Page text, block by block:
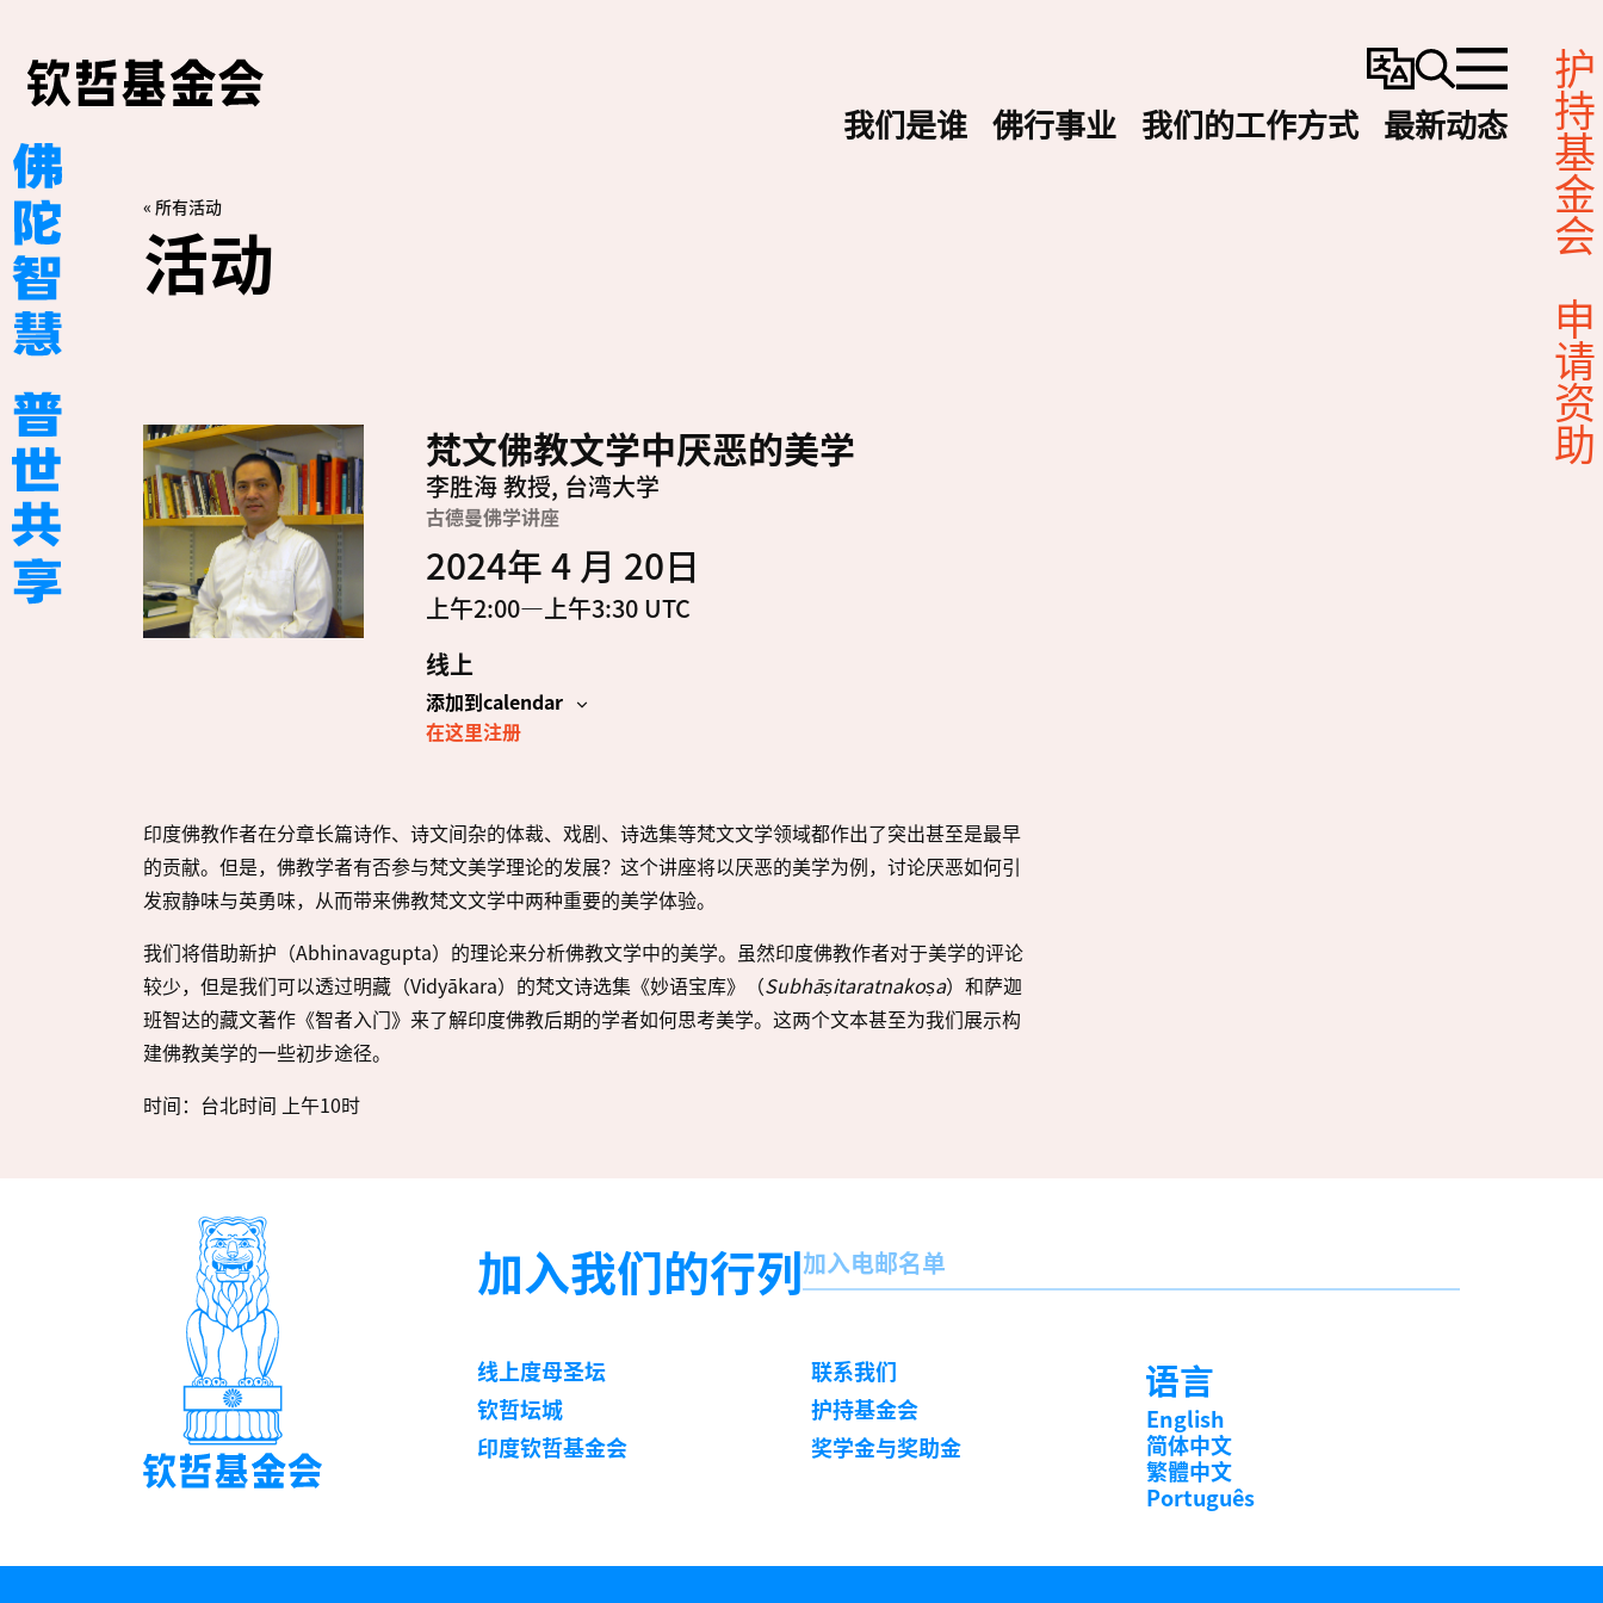
变
搜
寻
选
单
我们是谁 佛行事业 我们的工作方式 最新动态
« 所有活动
活动
梵文佛教文学中厌恶的美学
李胜海 教授, 台湾大学
古德曼佛学讲座
2024年 4 月 20日
上午2:00—上午3:30 UTC
线上
添加到calendar
在这里注册
印度佛教作者在分章长篇诗作、诗文间杂的体裁、戏剧、诗选集等梵文文学领域都作出了突出甚至是最早
的贡献。但是，佛教学者有否参与梵文美学理论的发展？这个讲座将以厌恶的美学为例，讨论厌恶如何引
发寂静味与英勇味，从而带来佛教梵文文学中两种重要的美学体验。
我们将借助新护（Abhinavagupta）的理论来分析佛教文学中的美学。虽然印度佛教作者对于美学的评论
较少，但是我们可以透过明藏（Vidyākara）的梵文诗选集《妙语宝库》（Subhāṣitaratnakoṣa）和萨迦
班智达的藏文著作《智者入门》来了解印度佛教后期的学者如何思考美学。这两个文本甚至为我们展示构
建佛教美学的一些初步途径。
时间：台北时间 上午10时
加入我们的行列 名
字
加入电邮名单
线上度母圣坛
钦哲坛城
印度钦哲基金会
联系我们
护持基金会
奖学金与奖助金
语言
English
简体中文
繁體中文
Português
护持基金会
申请资助